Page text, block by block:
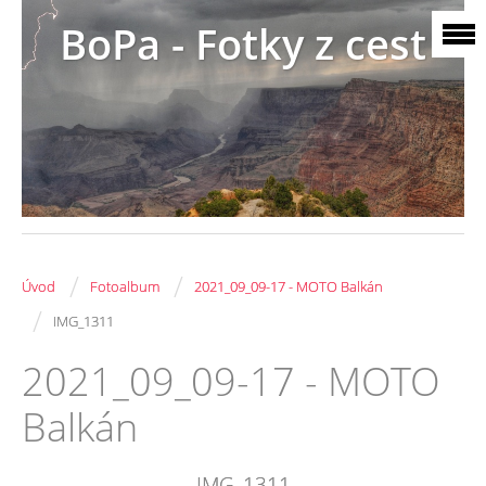
BoPa - Fotky z cest
Úvod / Fotoalbum / 2021_09_09-17 - MOTO Balkán
/ IMG_1311
2021_09_09-17 - MOTO
Balkán